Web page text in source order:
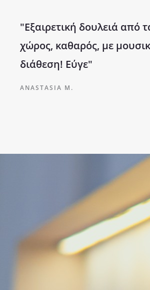
"Εξαιρετική δουλειά από
χώρος, καθαρός, με
διάθεση! Εύγε"
ANASTASIA M.